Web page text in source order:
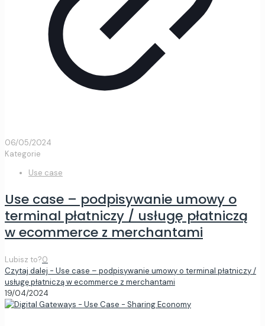
06/05/2024
Kategorie
Use case
Use case – podpisywanie umowy o
terminal płatniczy / usługę płatniczą
w ecommerce z merchantami
Lubisz to?0
Czytaj dalej - Use case – podpisywanie umowy o terminal płatniczy /
usługę płatniczą w ecommerce z merchantami
19/04/2024